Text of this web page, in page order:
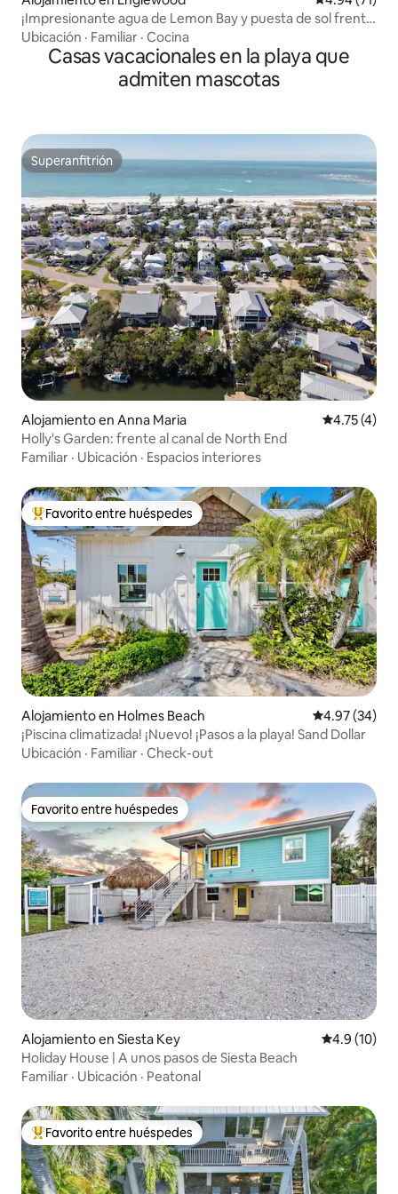
¡Impresionante agua de Lemon Bay y puesta de sol frente
a casa!
Ubicación · Familiar · Cocina
Casas vacacionales en la playa que
admiten mascotas
Superanfitrión
Superanfitrión
Alojamiento en Anna Maria Calificación
4.75 (4)
Holly's Garden: frente al canal de North End
Familiar · Ubicación · Espacios interiores
Favorito entre huéspedes preferido
Favorito entre huéspedes
Alojamiento en Holmes Beach Calificación
4.97 (34)
¡Piscina climatizada! ¡Nuevo! ¡Pasos a la playa! Sand Dollar
Ubicación · Familiar · Check-out
Favorito entre huéspedes
Favorito entre huéspedes
Alojamiento en Siesta Key Calificación
4.9 (10)
Holiday House | A unos pasos de Siesta Beach
Familiar · Ubicación · Peatonal
Favorito entre huéspedes preferido
Favorito entre huéspedes